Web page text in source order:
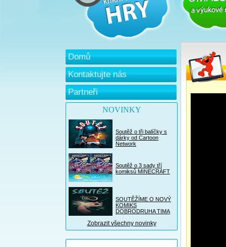
Domů
Kontaktujte nás
Partneři
NOVINKY
Soutěž o tři balíčky s
dárky od Cartoon
Network
Soutěž o 3 sady tří
komiksů MINECRAFT
SOUTĚŽÍME O NOVÝ
KOMIKS
DOBRODRUHA TIMA
Zobrazit všechny novinky